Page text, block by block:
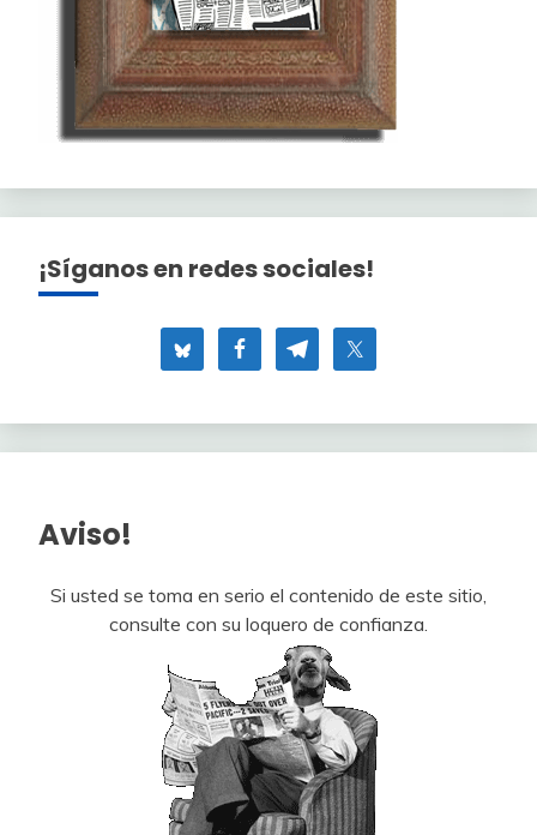
¡Síganos en redes sociales!
Aviso!
Si usted se toma en serio el contenido de este sitio,
consulte con su loquero de confianza.